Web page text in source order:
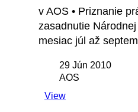
v AOS • Priznanie
zasadnutie
mesiac júl až
29 Jún 2010
AOS
View